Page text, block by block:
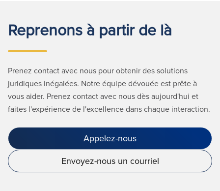
Reprenons à partir de là
Prenez contact avec nous pour obtenir des solutions
juridiques inégalées. Notre équipe dévouée est prête à
vous aider. Prenez contact avec nous dès aujourd'hui et
faites l'expérience de l'excellence dans chaque interaction.
Appelez-nous
Envoyez-nous un courriel